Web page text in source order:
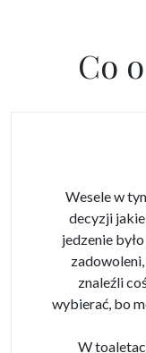
Co
Wesele w
decyzji
jedzenie
znaleźli
wybierać, bo
W